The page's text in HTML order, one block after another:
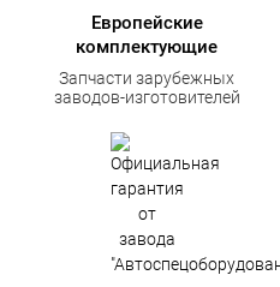
Европейские
комплектующие
Запчасти зарубежных
заводов-изготовителей